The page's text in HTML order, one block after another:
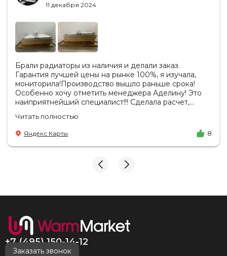
11 декабря 2024
Брали радиаторы из наличия и делали заказ.
Гарантия лучшей цены на рынке 100%, я изучала,
мониторила!Производство вышло раньше срока!
Особенно хочу отметить менеджера Аделину! Это
наиприятнейший специалист!!! Сделала расчет,
цену. Всегда на связи, на все вопросы есть ответы.
Доставка на удобный день, удобное время! Никаких
замечаний, только бесконечное удовольствие от
взаимодействия с ней. Вот это я понимаю - ЛИЦО
И надеюсь наши чудесные радиаторы будут греть
Читать полностью
Яндекс Карты 8
+7 (495) 150-14-12
Заказать звонок